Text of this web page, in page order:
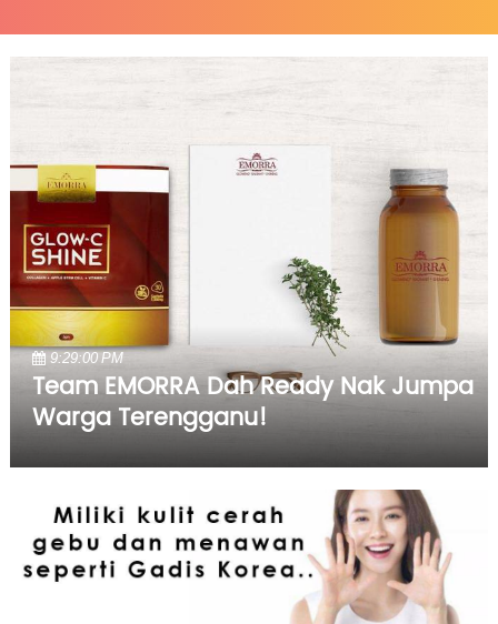
9:29:00 PM
Team EMORRA Dah Ready Nak Jumpa
Warga Terengganu!